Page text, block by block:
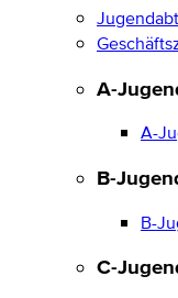
A-
A-
B-
B-
C-